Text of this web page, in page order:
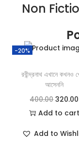
Non
-20%
রবীন্দ্রনাথ এখানে কখনও
আসেননি
400.00 320.00
Add to cart
Add to